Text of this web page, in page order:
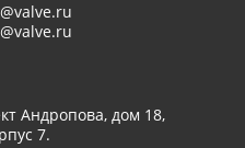
Андропова, дом 18,
7.